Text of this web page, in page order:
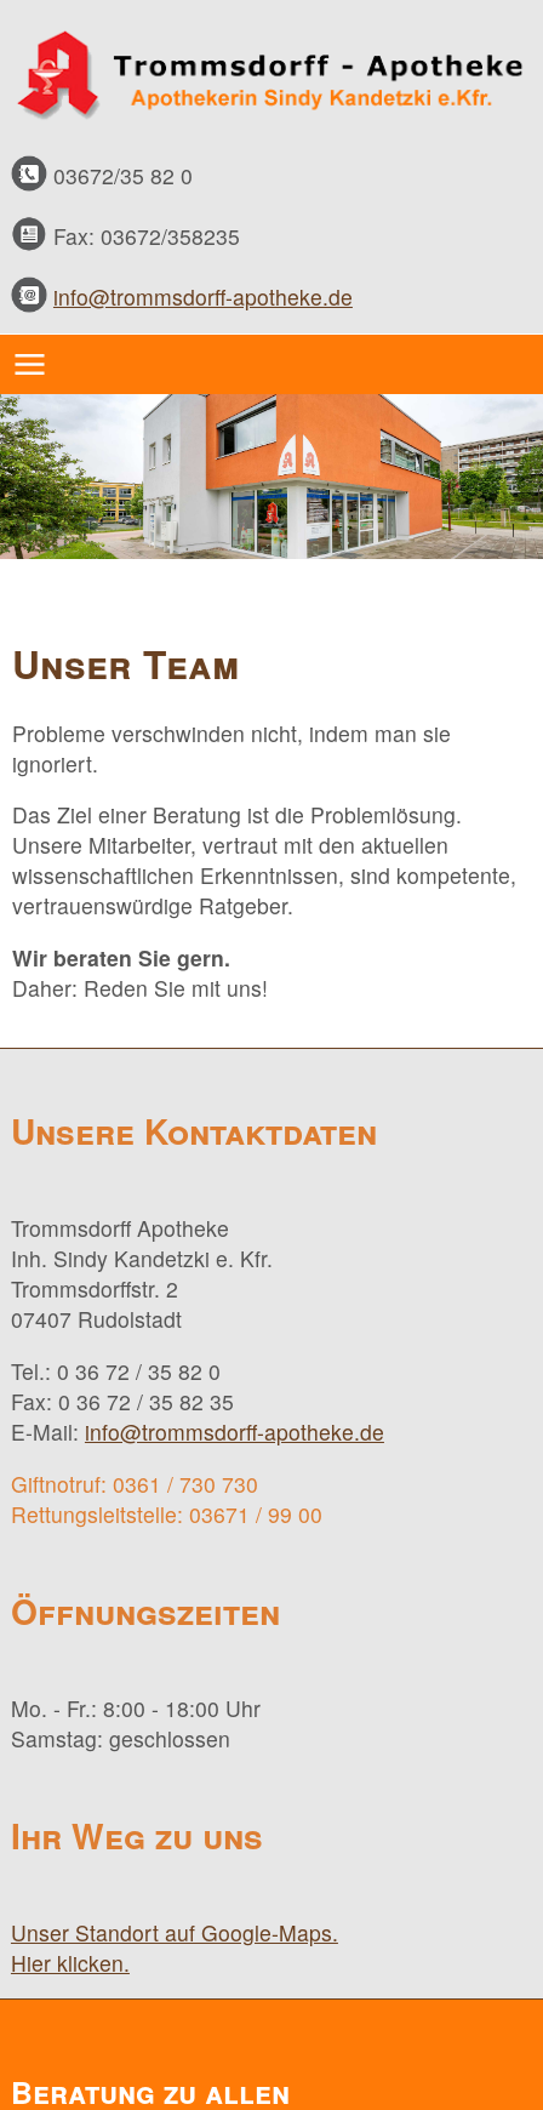
03672/35 82 0
Fax: 03672/358235
info@trommsdorff-apotheke.de
Unser Team
Probleme verschwinden nicht, indem man sie
ignoriert.
Das Ziel einer Beratung ist die Problemlösung.
Unsere Mitarbeiter, vertraut mit den aktuellen
wissenschaftlichen Erkenntnissen, sind kompetente,
vertrauenswürdige Ratgeber.
Wir beraten Sie gern.
Daher: Reden Sie mit uns!
Unsere Kontaktdaten
Trommsdorff Apotheke
Inh. Sindy Kandetzki e. Kfr.
Trommsdorffstr. 2
07407 Rudolstadt
Tel.: 0 36 72 / 35 82 0
Fax: 0 36 72 / 35 82 35
E-Mail: info@trommsdorff-apotheke.de
Giftnotruf: 0361 / 730 730
Rettungsleitstelle: 03671 / 99 00
Öffnungszeiten
Mo. - Fr.: 8:00 - 18:00 Uhr
Samstag: geschlossen
Ihr Weg zu uns
Unser Standort auf Google-Maps.
Hier klicken.
Beratung zu allen